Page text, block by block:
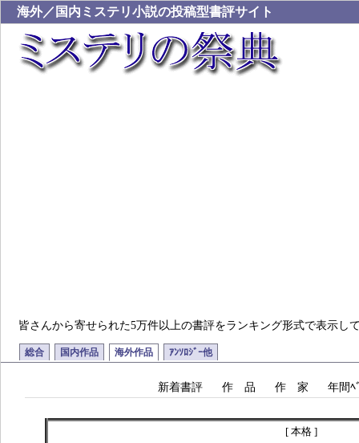
海外／国内ミステリ小説の投稿型書評サイト
皆さんから寄せられた5万件以上の書評をランキング形式で表示し
総合 国内作品 海外作品 ｱﾝｿﾛｼﾞｰ他
新着書評 作 品 作 家 年間ﾍ
[ 本格 ]